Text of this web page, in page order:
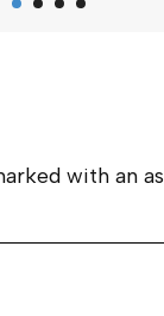
with an